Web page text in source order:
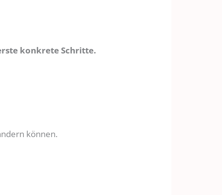
konkrete Schritte.
können.